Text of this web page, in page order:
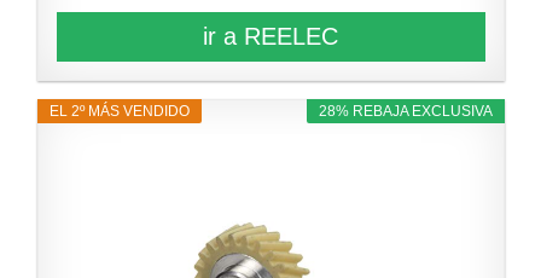
ir a REELEC
28% REBAJA EXCLUSIVA
EL 2º MÁS VENDIDO